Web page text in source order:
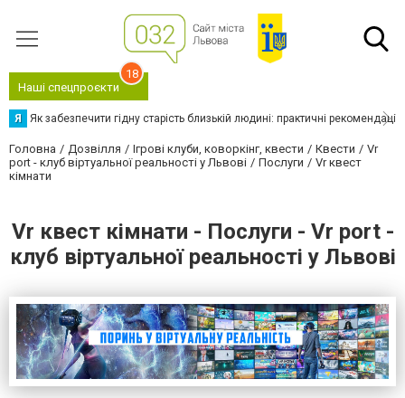
Наші спецпроєкти
18
Я Як забезпечити гідну старість близькій людині: практичні рекомендації
Головна Дозвілля Ігрові клуби, коворкінг, квести Квести
Vr
port - клуб віртуальної реальності у Львові
Послуги
Vr квест
кімнати
Vr квест кімнати - Послуги - Vr port -
клуб віртуальної реальності у Львові